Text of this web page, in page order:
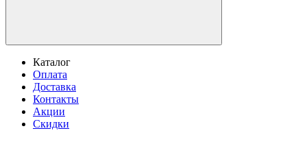
Каталог
Оплата
Доставка
Контакты
Акции
Скидки